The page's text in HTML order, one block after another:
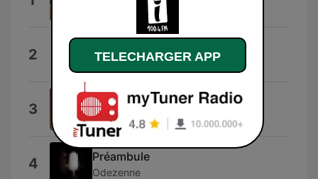
Aziza Brahim
2 Jawhar
3 Into the Menstrual Night I Go
Current 93
4 Préambule
Odezenne
TELECHARGER APP